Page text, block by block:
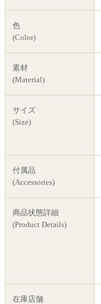
色
(Color)
素材
(Material)
サイズ
(Size)
付属品
(Accessories)
商品状態詳細
(Product Details)
在庫店舗